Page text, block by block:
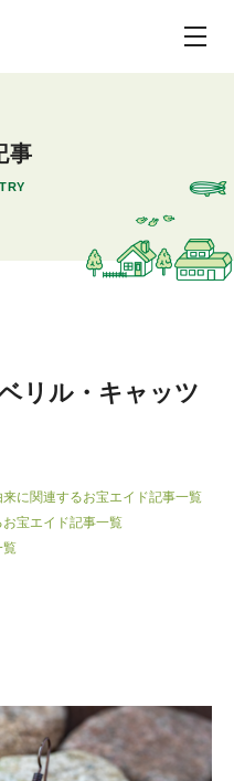
事
リル・キャッツ
に関連するお宝エイド記事一覧
宝エイド記事一覧
覧